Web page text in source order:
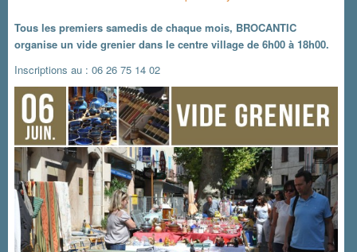
Tous les premiers samedis de chaque mois, BROCANTIC
organise un vide grenier dans le centre village de 6h00 à 18h00.
Inscriptions au : 06 26 75 14 02